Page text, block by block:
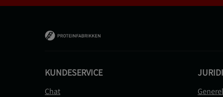
KUNDESERVICE
Chat